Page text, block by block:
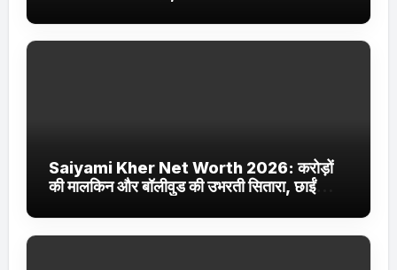
Saiyami Kher Net Worth 2026: करोड़ों
की मालकिन और बॉलीवुड की उभरती सितारा, छाईं